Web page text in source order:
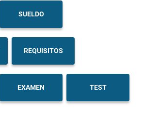
SUELDO
REQUISITOS
EXAMEN TEST